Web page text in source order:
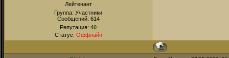
Лейтенант
Группа: Участники
Сообщений: 614
Репутация: 40
Статус: Оффлайн